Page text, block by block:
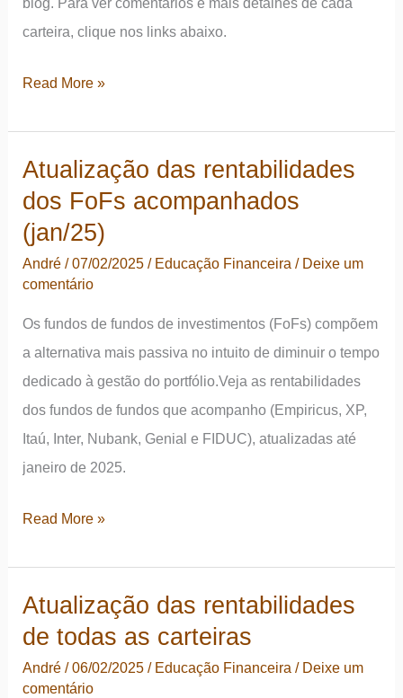
carteira, clique nos links abaixo.
Atualização
de
todas
as
carteiras
(fev/25)
Read More »
Atualização das rentabilidades
dos FoFs acompanhados
(jan/25)
André/07/02/2025/ Educação Financeira / Deixe um
comentário
Os fundos de fundos de investimentos (FoFs) compõem
a alternativa mais passiva no intuito de diminuir o tempo
dedicado à gestão do portfólio.Veja as rentabilidades
dos fundos de fundos que acompanho (Empiricus, XP,
Itaú, Inter, Nubank, Genial e FIDUC), atualizadas até
janeiro de 2025.
Atualização
dos
FoFs
acompanhados
(jan/25)
Read More »
Atualização das rentabilidades
de todas as carteiras
André/06/02/2025/ Educação Financeira / Deixe um
comentário